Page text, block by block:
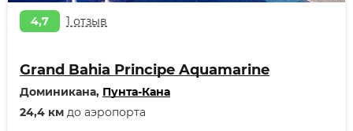
4,7 1 отзыв
Grand Bahia Principe Aquamarine
Доминикана, Пунта-Кана
24,4 км до аэропорта